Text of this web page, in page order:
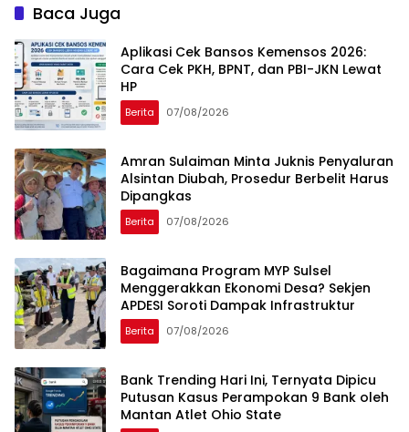
Baca Juga
Aplikasi Cek Bansos Kemensos 2026:
Cara Cek PKH, BPNT, dan PBI-JKN Lewat
HP
Berita 07/08/2026
Amran Sulaiman Minta Juknis Penyaluran
Alsintan Diubah, Prosedur Berbelit Harus
Dipangkas
Berita 07/08/2026
Bagaimana Program MYP Sulsel
Menggerakkan Ekonomi Desa? Sekjen
APDESI Soroti Dampak Infrastruktur
Berita 07/08/2026
Bank Trending Hari Ini, Ternyata Dipicu
Putusan Kasus Perampokan 9 Bank oleh
Mantan Atlet Ohio State